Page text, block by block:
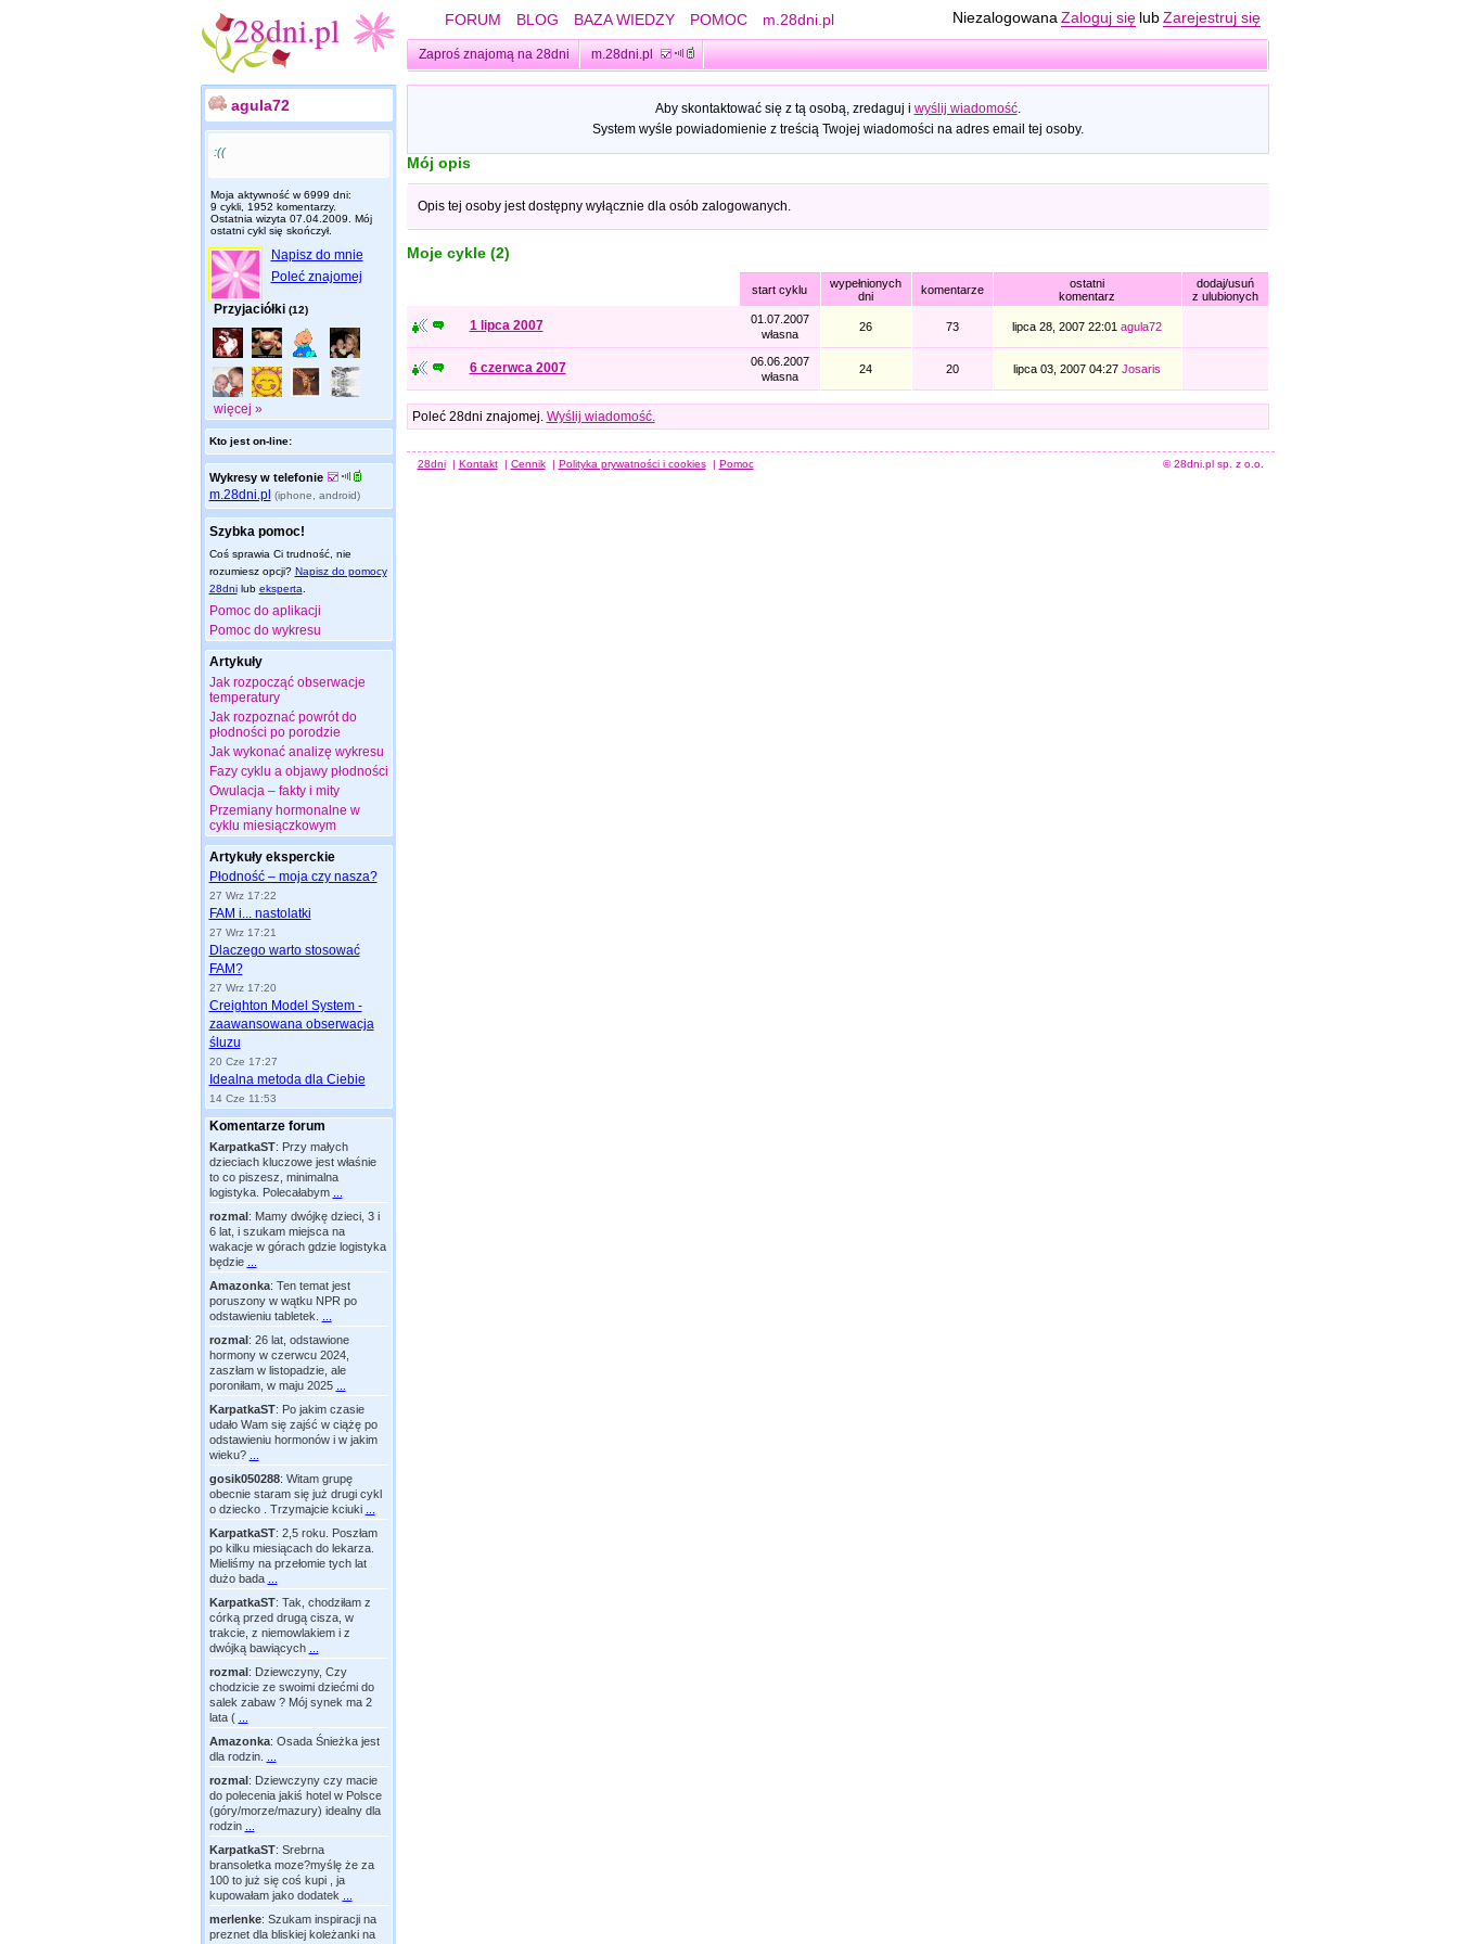
FORUM BLOG BAZA WIEDZY POMOC m.28dni.pl Niezalogowana Zaloguj się lub Zarejestruj się
Zaproś znajomą na 28dni m.28dni.pl
agula72
:((
Moja aktywność w 6999 dni:
9 cykli, 1952 komentarzy.
Ostatnia wizyta 07.04.2009 . Mój
ostatni cykl się skończył.
Napisz do mnie
Poleć znajomej
Przyjaciółki (12)
więcej »
Kto jest on-line:
Wykresy w telefonie
m.28dni.pl (iphone, android)
Szybka pomoc!
Coś sprawia Ci trudność, nie
rozumiesz opcji? Napisz do pomocy
28dnilub eksperta
Pomoc do aplikacji
Pomoc do wykresu
Artykuły
Jak rozpocząć obserwacje
temperatury
Jak rozpoznać powrót do
płodności po porodzie
Jak wykonać analizę wykresu
Fazy cyklu a objawy płodności
Owulacja – fakty i mity
Przemiany hormonalne w
cyklu miesiączkowym
Artykuły eksperckie
Płodność – moja czy nasza?
27 Wrz 17:22
FAM i... nastolatki
27 Wrz 17:21
Dlaczego warto stosować
FAM?
27 Wrz 17:20
Creighton Model System -
zaawansowana obserwacja
śluzu
20 Cze 17:27
Idealna metoda dla Ciebie
14 Cze 11:53
Komentarze forum
KarpatkaST: Przy małych
dzieciach kluczowe jest właśnie
to co piszesz, minimalna
logistyka. Polecałabym
rozmal: Mamy dwójkę dzieci, 3 i
6 lat, i szukam miejsca na
wakacje w górach gdzie logistyka
będzie
Amazonka: Ten temat jest
poruszony w wątku NPR po
odstawieniu tabletek.
rozmal: 26 lat, odstawione
hormony w czerwcu 2024,
zaszłam w listopadzie, ale
poroniłam, w maju 2025
KarpatkaST: Po jakim czasie
udało Wam się zajść w ciążę po
odstawieniu hormonów i w jakim
wieku?
gosik050288: Witam grupę
obecnie staram się już drugi cykl
o dziecko . Trzymajcie kciuki
KarpatkaST: 2,5 roku. Poszłam
po kilku miesiącach do lekarza.
Mieliśmy na przełomie tych lat
dużo bada
KarpatkaST: Tak, chodziłam z
córką przed drugą cisza, w
trakcie, z niemowlakiem i z
dwójką bawiących
rozmal: Dziewczyny, Czy
chodzicie ze swoimi dziećmi do
salek zabaw ? Mój synek ma 2
lata (
Amazonka: Osada Śnieżka jest
dla rodzin.
rozmal: Dziewczyny czy macie
do polecenia jakiś hotel w Polsce
(góry/morze/mazury) idealny dla
rodzin
KarpatkaST: Srebrna
bransoletka moze?myślę że za
100 to już się coś kupi , ja
kupowałam jako dodatek
merlenke: Szukam inspiracji na
preznet dla bliskiej koleżanki na
Aby skontaktować się z tą osobą, zredaguj i wyślij wiadomość.
System wyśle powiadomienie z treścią Twojej wiadomości na adres email tej osoby.
Mój opis
Opis tej osoby jest dostępny wyłącznie dla osób zalogowanych.
Moje cykle (2)
start cyklu
wypełnionych
dni
komentarze
ostatni
komentarz
dodaj/usuń
z ulubionych
1 lipca 2007
01.07.2007
własna
26 73 lipca 28, 2007 22:01 agula72
6 czerwca 2007
06.06.2007
własna
24 20 lipca 03, 2007 04:27 Josaris
Poleć 28dni znajomej. Wyślij wiadomość.
28dni | Kontakt | Cennik | Polityka prywatności i cookies | Pomoc © 28dni.pl sp. z o.o.